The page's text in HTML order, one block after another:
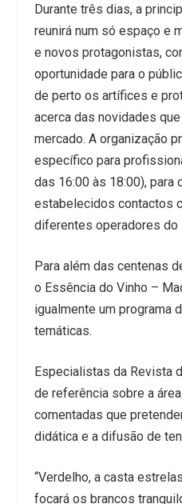
Durante três dias, a
reunirá num só espaço e
e novos protagonistas,
oportunidade para o
de perto os artífices e
acerca das novidades
mercado. A organização
específico para
das 16:00 às 18:00), para
estabelecidos contactos
diferentes operadores do
Para além das centenas
o Essência do Vinho –
igualmente um programa
temáticas.
Especialistas da Revista
de referência sobre a
comentadas que
didática e a difusão de
“Verdelho, a casta
focará os brancos